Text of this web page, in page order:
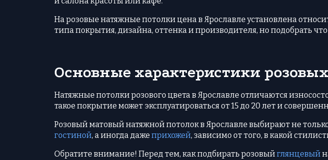
На розовые натяжные потолки цена в Ярославле установлена
типа покрытия, дизайна, оттенка и производителя, но подобрать
Основные характеристики
Натяжные потолки розового цвета в Ярославле отличаются
такое покрытие может эксплуатироваться от 15 до 20 лет и
Розовый матовый натяжной потолок в Ярославле выбирают не
гостиной, а иногда даже прихожей, зависимо от того, в какой
Обратите внимание! Перед тем, как подбирать розовыйглянцевый